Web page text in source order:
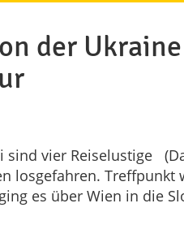
der Ukraine
sind vier Reiselustige
losgefahren. Treffpunkt
es über Wien in die